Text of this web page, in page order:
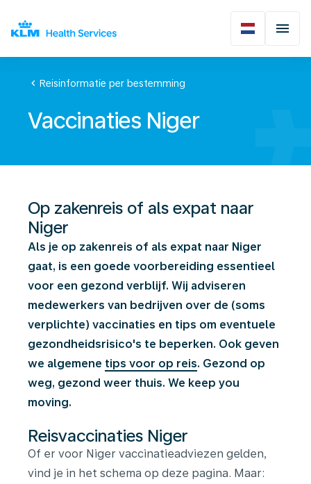
chevron_left Reisinformatie per bestemming
Vaccinaties Niger
Op zakenreis of als expat naar
Niger
Als je op zakenreis of als expat naar Niger
gaat, is een goede voorbereiding essentieel
voor een gezond verblijf. Wij adviseren
medewerkers van bedrijven over de (soms
verplichte) vaccinaties en tips om eventuele
gezondheidsrisico's te beperken. Ook geven
we algemene tips voor op reis. Gezond op
weg, gezond weer thuis. We keep you
moving.
Reisvaccinaties Niger
Of er voor Niger vaccinatieadviezen gelden,
vind je in het schema op deze pagina. Maar: